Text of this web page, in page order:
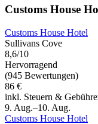
Customs House
Customs House Hotel
Sullivans Cove
8,6/10
Hervorragend
(945 Bewertungen)
86 €
inkl. Steuern &
9. Aug.–10. Aug.
Customs House Hotel